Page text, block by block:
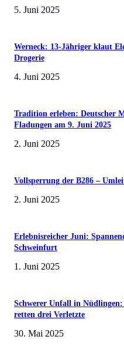
5. Juni 2025
Werneck: 13-Jähriger klaut
Drogerie
4. Juni 2025
Tradition erleben: Deutscher
Fladungen am 9. Juni 2025
2. Juni 2025
Vollsperrung der B286 –
2. Juni 2025
Erlebnisreicher Juni:
Schweinfurt
1. Juni 2025
Schwerer Unfall in
retten drei Verletzte
30. Mai 2025